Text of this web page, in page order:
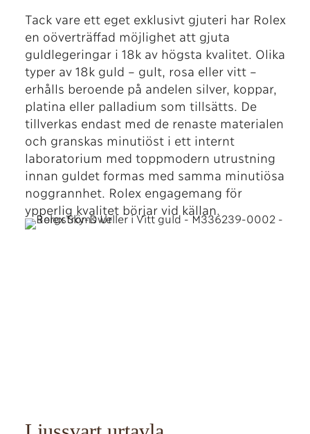
Tack vare ett eget exklusivt gjuteri har Rolex
en oöverträffad möjlighet att gjuta
guldlegeringar i 18k av högsta kvalitet. Olika
typer av 18k guld – gult, rosa eller vitt –
erhålls beroende på andelen silver, koppar,
platina eller palladium som tillsätts. De
tillverkas endast med de renaste materialen
och granskas minutiöst i ett internt
laboratorium med toppmodern utrustning
innan guldet formas med samma minutiösa
noggrannhet. Rolex engagemang för
ypperlig kvalitet börjar vid källan.